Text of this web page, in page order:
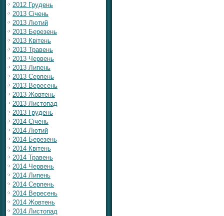
2012 Грудень
2013 Січень
2013 Лютий
2013 Березень
2013 Квітень
2013 Травень
2013 Червень
2013 Липень
2013 Серпень
2013 Вересень
2013 Жовтень
2013 Листопад
2013 Грудень
2014 Січень
2014 Лютий
2014 Березень
2014 Квітень
2014 Травень
2014 Червень
2014 Липень
2014 Серпень
2014 Вересень
2014 Жовтень
2014 Листопад